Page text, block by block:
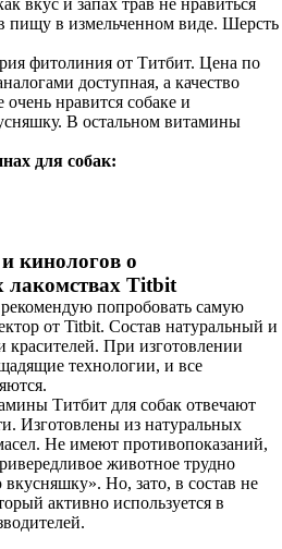
вкус и запах трав не нравиться
пищу в измельченном виде. Шерсть
фитолиния от Титбит. Цена по
доступная, а качество
нравится собаке и
В остальном витамины
для собак:
кинологов о
лакомствах Titbit
попробовать самую
от Titbit. Состав натуральный и
красителей. При изготовлении
технологии, и все
Титбит для собак отвечают
Изготовлены из натуральных
Не имеют противопоказаний,
животное трудно
вкусняшку». Но, зато, в состав не
активно используется в